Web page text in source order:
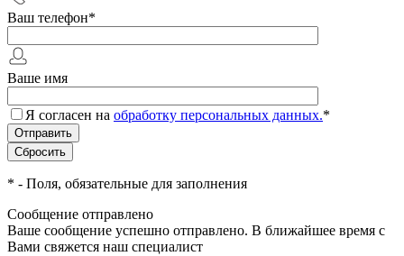
Ваш телефон*
Ваше имя
Я согласен на обработку персональных данных.*
* - Поля, обязательные для заполнения
Сообщение отправлено
Ваше сообщение успешно отправлено. В ближайшее время с
Вами свяжется наш специалист